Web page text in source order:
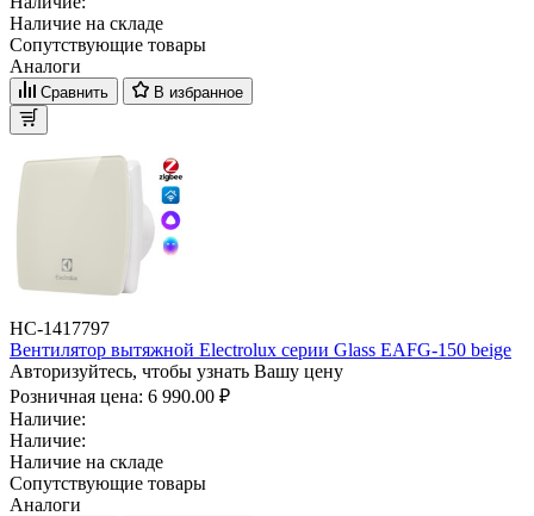
Наличие на складе
Сопутствующие товары
Аналоги
Сравнить В избранное
НС-1417797
Вентилятор вытяжной Electrolux серии Glass EAFG-150 beige
Авторизуйтесь, чтобы узнать Вашу цену
Розничная цена: 6 990.00 ₽
Наличие:
Наличие:
Наличие на складе
Сопутствующие товары
Аналоги